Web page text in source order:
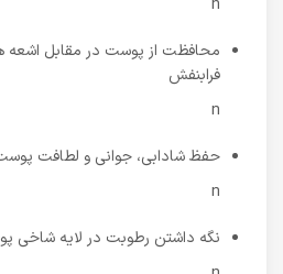
فرابنفش
n
حفظ شادابی، جوانی و لطافت
n
نگه داشتن رطوبت در لایه شاخی